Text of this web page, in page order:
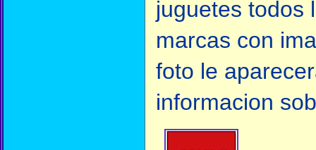
juguetes todos
marcas con
foto le
informacion